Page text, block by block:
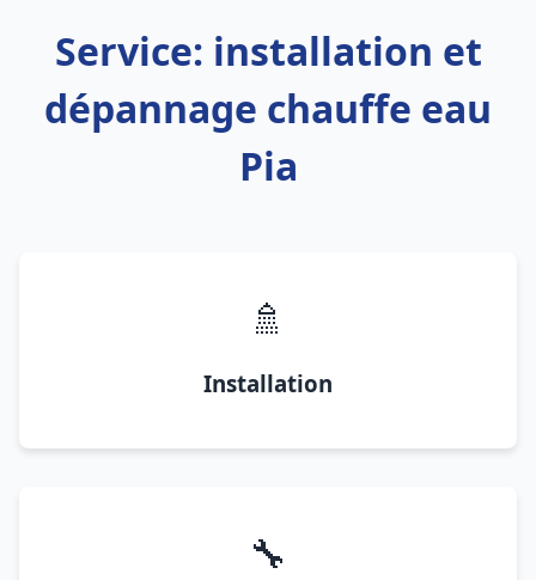
Service: installation et
dépannage chauffe eau
Pia
🚿
Installation
🔧